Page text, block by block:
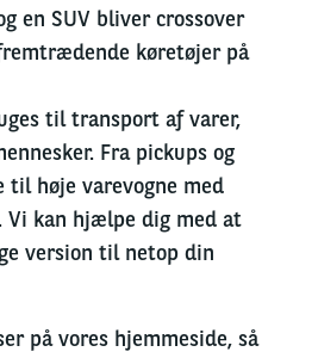
en SUV bliver crossover
køretøjer på
til transport af varer,
Fra pickups og
til høje varevogne med
Vi kan hjælpe dig med at
version til netop din
påvores hjemmeside, så